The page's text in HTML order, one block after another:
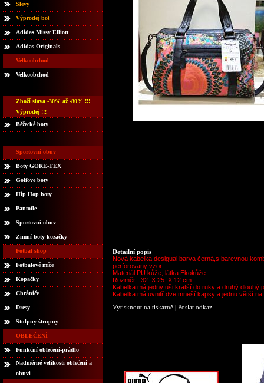
Slevy
Výprodej bot
Adidas Missy Elliott
Adidas Originals
Velkoobchod
Velkoobchod
Zboží slava -30% až -80% !!!
Výprodej !!!
Běžecké boty
Sportovní obuv
Boty GORE-TEX
Golfove boty
Hip Hop boty
Pantofle
Sportovní obuv
Zimní boty-kozačky
Fotbal shop
Fotbalové míče
Kopačky
Chrániče
Dresy
Stulpny-štrupny
OBLEČENÍ
Funkční oblečení-prádlo
Nadměrné velikosti oblečení a
obuvi
Detailní popis
Nová kabelka desigual barva černá,s barevnou
perforovany vzor.
Materiál PU kůže, látka.Ekokůže.
Rozměr : 32. X 25. X 12 cm.
Kabelka má jedny uši kratší do ruky a druhý dlouhý
Kabelka má uvnitř dve mneší kapsy a jednu větší
Vytisknout na tiskárně | Poslat odkaz